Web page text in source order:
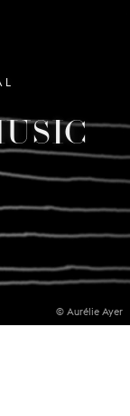
&
© Aurélie Ayer